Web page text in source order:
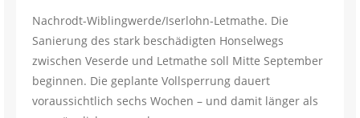
Nachrodt-Wiblingwerde/Iserlohn-Letmathe. Die
Sanierung des stark beschädigten Honselwegs
zwischen Veserde und Letmathe soll Mitte September
beginnen. Die geplante Vollsperrung dauert
voraussichtlich sechs Wochen – und damit länger als